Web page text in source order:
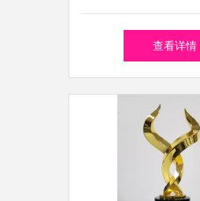
布局与经营管理的
查看详情